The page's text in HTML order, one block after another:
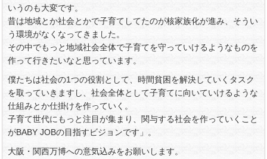
いうのも大変です。
昔は地域とか社会とかで子育てしてたのが核家族化が進み、そうい
う環境がなくなってきました。
その中でもっと地域社会全体で子育てを守っていけるようなものを
作って行きたいなと思っています。
僕たちは社会の1つの役割として、時間貧困を解決していくタスク
を取っていきますし、社会全体として子育てに向いていけるような
仕組みとか仕掛けを作っていく。
子育て世代にもっと注目が集まり、関与する社会を作っていくこと
がBABY JOBの目指すビジョンです」。
大阪・関西万博への意気込みをお願いします。